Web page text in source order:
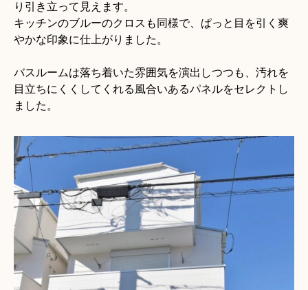
り引き立って見えます。
キッチンのブルーのクロスも同様で、ぱっと目を引く爽
やかな印象に仕上がりました。
バスルームは落ち着いた雰囲気を演出しつつも、汚れを
目立ちにくくしてくれる風合いあるパネルをセレクトし
ました。